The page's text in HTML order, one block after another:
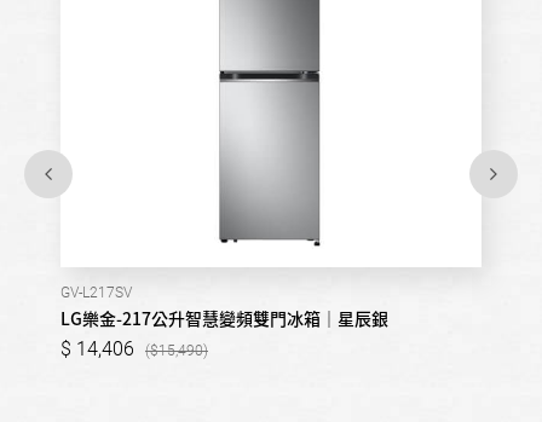
GV-L217SV
LG樂金-217公升智慧變頻雙門冰箱｜星辰銀
14,406 15,490